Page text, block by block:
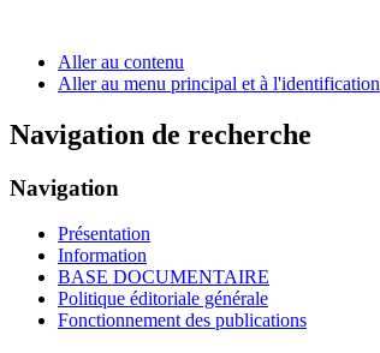
Aller au contenu
Aller au menu principal et à l'identification
Navigation de recherche
Navigation
Présentation
Information
BASE DOCUMENTAIRE
Politique éditoriale générale
Fonctionnement des publications